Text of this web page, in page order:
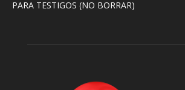
PARA TESTIGOS (NO BORRAR)